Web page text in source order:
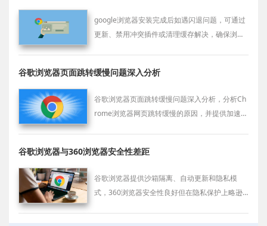
google浏览器安装完成后如遇闪退问题，可通过
更新、禁用冲突插件或清理缓存解决，确保浏览
谷歌浏览器页面跳转缓慢问题深入分析
谷歌浏览器页面跳转缓慢问题深入分析，分析Ch
rome浏览器网页跳转缓慢的原因，并提供加速页
谷歌浏览器与360浏览器安全性差距
谷歌浏览器提供沙箱隔离、自动更新和隐私模
式，360浏览器安全性良好但在隐私保护上略逊